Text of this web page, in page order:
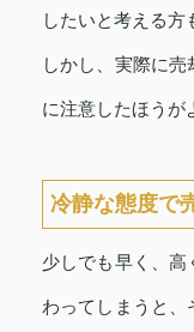
したいと考える方
しかし、実際に
に注意したほうが
冷静な態度で
少しでも早く、高
わってしまうと、